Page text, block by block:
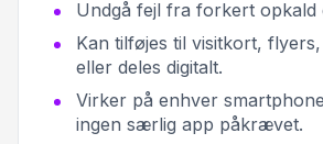
Undgå fejl fra forkert opkald
Kan tilføjes til visitkort,
eller deles digitalt.
Virker på enhver
ingen særlig app påkrævet.